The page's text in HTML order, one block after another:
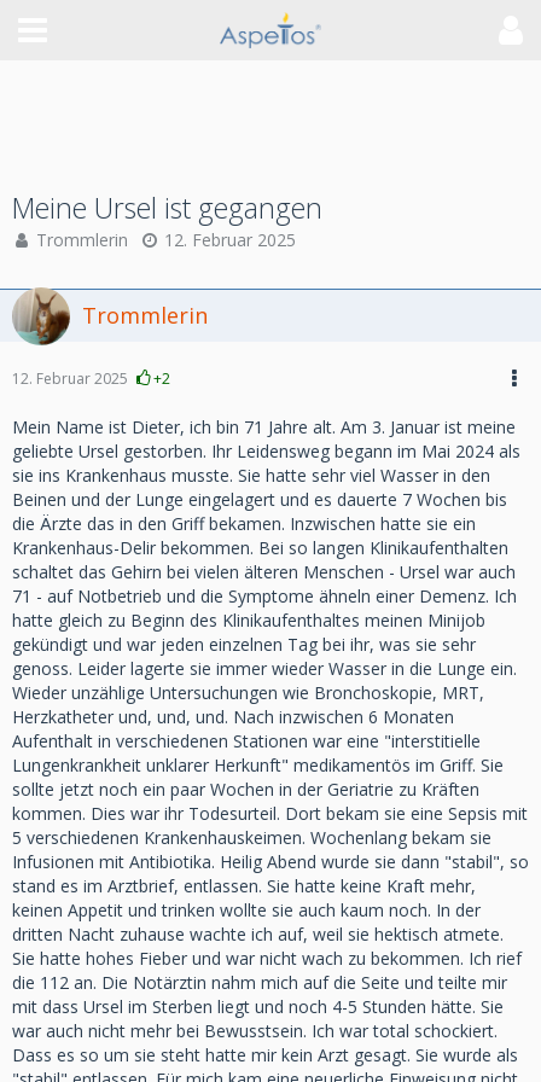
Meine Ursel ist gegangen
Trommlerin 12. Februar 2025
Trommlerin
12. Februar 2025 +2
Mein Name ist Dieter, ich bin 71 Jahre alt. Am 3. Januar ist meine
geliebte Ursel gestorben. Ihr Leidensweg begann im Mai 2024 als
sie ins Krankenhaus musste. Sie hatte sehr viel Wasser in den
Beinen und der Lunge eingelagert und es dauerte 7 Wochen bis
die Ärzte das in den Griff bekamen. Inzwischen hatte sie ein
Krankenhaus-Delir bekommen. Bei so langen Klinikaufenthalten
schaltet das Gehirn bei vielen älteren Menschen - Ursel war auch
71 - auf Notbetrieb und die Symptome ähneln einer Demenz. Ich
hatte gleich zu Beginn des Klinikaufenthaltes meinen Minijob
gekündigt und war jeden einzelnen Tag bei ihr, was sie sehr
genoss. Leider lagerte sie immer wieder Wasser in die Lunge ein.
Wieder unzählige Untersuchungen wie Bronchoskopie, MRT,
Herzkatheter und, und, und. Nach inzwischen 6 Monaten
Aufenthalt in verschiedenen Stationen war eine "interstitielle
Lungenkrankheit unklarer Herkunft" medikamentös im Griff. Sie
sollte jetzt noch ein paar Wochen in der Geriatrie zu Kräften
kommen. Dies war ihr Todesurteil. Dort bekam sie eine Sepsis mit
5 verschiedenen Krankenhauskeimen. Wochenlang bekam sie
Infusionen mit Antibiotika. Heilig Abend wurde sie dann "stabil", so
stand es im Arztbrief, entlassen. Sie hatte keine Kraft mehr,
keinen Appetit und trinken wollte sie auch kaum noch. In der
dritten Nacht zuhause wachte ich auf, weil sie hektisch atmete.
Sie hatte hohes Fieber und war nicht wach zu bekommen. Ich rief
die 112 an. Die Notärztin nahm mich auf die Seite und teilte mir
mit dass Ursel im Sterben liegt und noch 4-5 Stunden hätte. Sie
war auch nicht mehr bei Bewusstsein. Ich war total schockiert.
Dass es so um sie steht hatte mir kein Arzt gesagt. Sie wurde als